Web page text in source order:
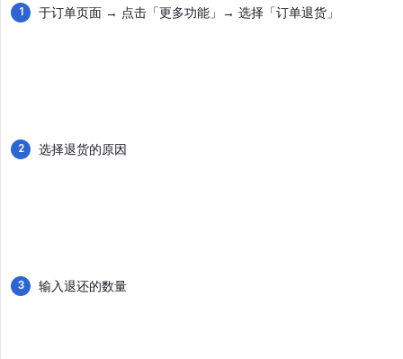
于订单页面 → 点击「更多功能」→ 选择「订单退货」
选择退货的原因
输入退还的数量